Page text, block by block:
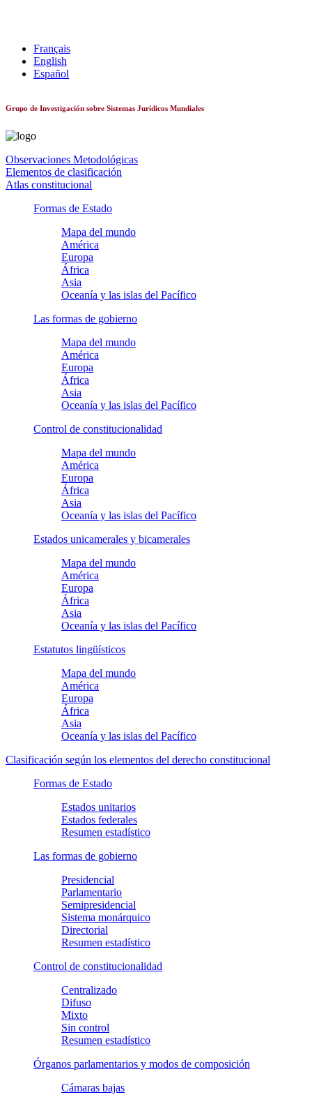
Français
English
Español
Grupo de Investigación sobre Sistemas Jurídicos Mundiales
Observaciones Metodológicas
Elementos de clasificación
Atlas constitucional
Formas de Estado
Mapa del mundo
América
Europa
África
Asia
Oceanía y las islas del Pacífico
Las formas de gobierno
Mapa del mundo
América
Europa
África
Asia
Oceanía y las islas del Pacífico
Control de constitucionalidad
Mapa del mundo
América
Europa
África
Asia
Oceanía y las islas del Pacífico
Estados unicamerales y bicamerales
Mapa del mundo
América
Europa
África
Asia
Oceanía y las islas del Pacífico
Estatutos lingüísticos
Mapa del mundo
América
Europa
África
Asia
Oceanía y las islas del Pacífico
Clasificación según los elementos del derecho constitucional
Formas de Estado
Estados unitarios
Estados federales
Resumen estadístico
Las formas de gobierno
Presidencial
Parlamentario
Semipresidencial
Sistema monárquico
Directorial
Resumen estadístico
Control de constitucionalidad
Centralizado
Difuso
Mixto
Sin control
Resumen estadístico
Órganos parlamentarios y modos de composición
Cámaras bajas